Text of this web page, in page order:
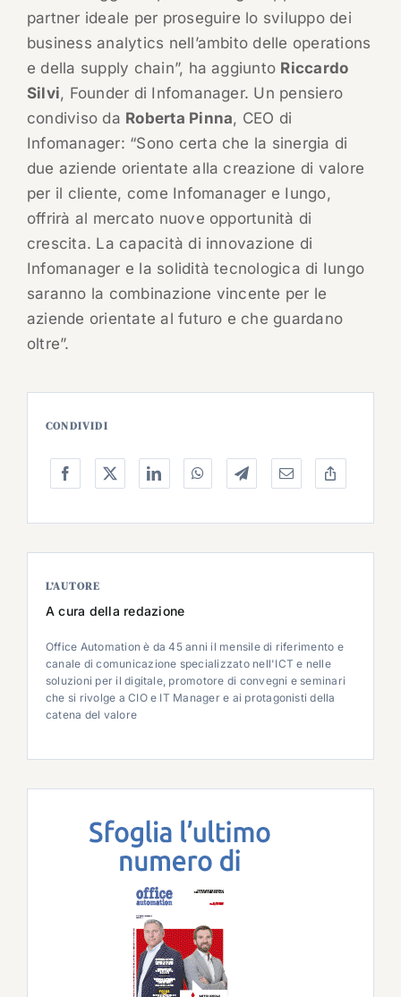
partner ideale per proseguire lo sviluppo dei
business analytics nell’ambito delle operations
e della supply chain”, ha aggiunto Riccardo
Silvi, Founder di Infomanager. Un pensiero
condiviso da Roberta Pinna, CEO di
Infomanager: “Sono certa che la sinergia di
due aziende orientate alla creazione di valore
per il cliente, come Infomanager e Iungo,
offrirà al mercato nuove opportunità di
crescita. La capacità di innovazione di
Infomanager e la solidità tecnologica di Iungo
saranno la combinazione vincente per le
aziende orientate al futuro e che guardano
oltre”.
CONDIVIDI
L’AUTORE
A cura della redazione
Office Automation è da 45 anni il mensile di riferimento e
canale di comunicazione specializzato nell'ICT e nelle
soluzioni per il digitale, promotore di convegni e seminari
che si rivolge a CIO e IT Manager e ai protagonisti della
catena del valore